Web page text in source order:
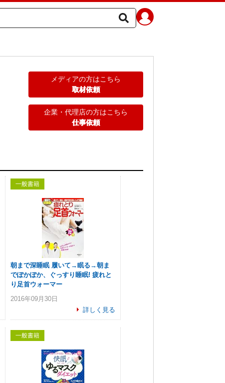
メディアの方はこちら
取材依頼
企業・代理店の方はこちら
仕事依頼
一般書籍
朝まで深睡眠 履いて→眠る→朝ま
でぽかぽか、ぐっすり睡眠! 疲れと
り足首ウォーマー
2016年09月30日
詳しく見る
一般書籍